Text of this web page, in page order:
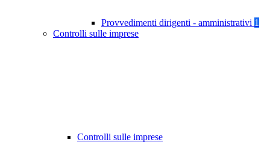
Provvedimenti dirigenti - amministrativi 1
Controlli sulle imprese
Controlli sulle imprese